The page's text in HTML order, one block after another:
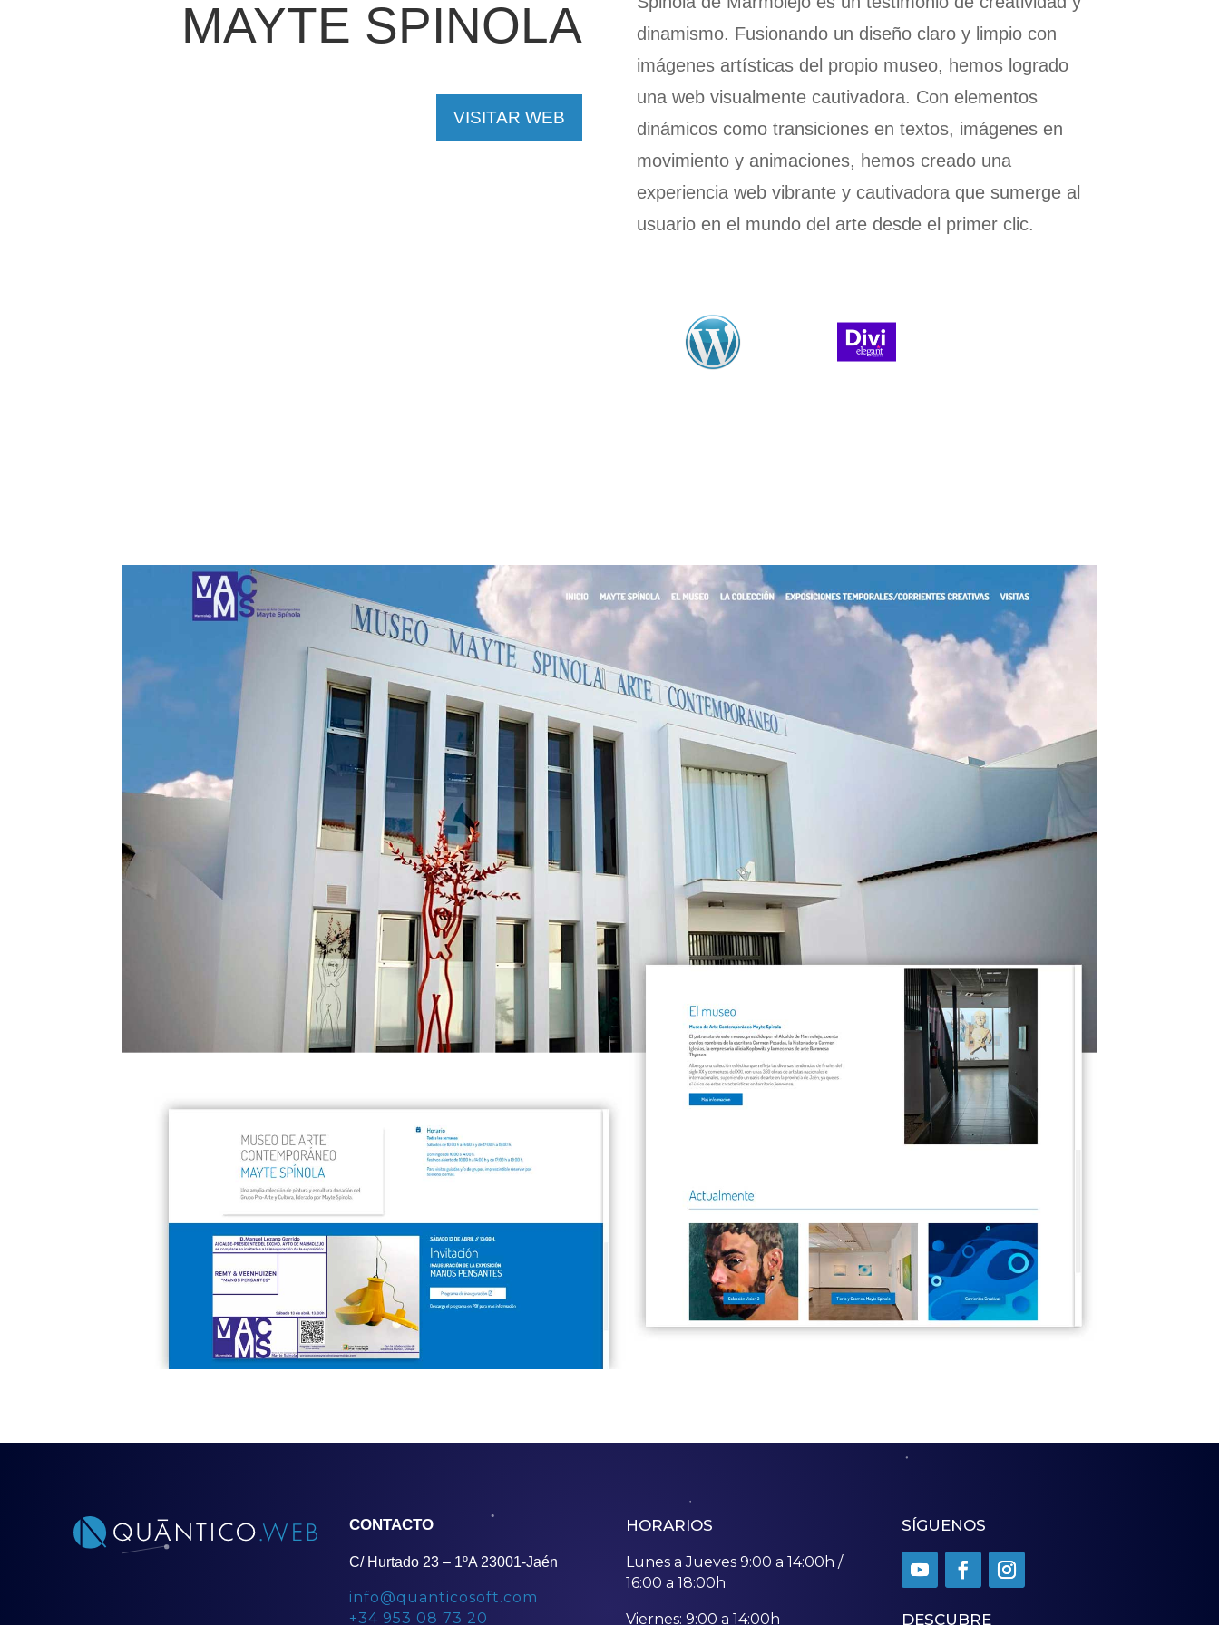
MAYTE SPINOLA
VISITAR WEB
dinamismo. Fusionando un diseño claro y limpio con
imágenes artísticas del propio museo, hemos logrado
una web visualmente cautivadora. Con elementos
dinámicos como transiciones en textos, imágenes en
movimiento y animaciones, hemos creado una
experiencia web vibrante y cautivadora que sumerge al
usuario en el mundo del arte desde el primer clic.
CONTACTO
C/ Hurtado 23 – 1ºA 23001-Jaén
info@quanticosoft.com
+34 953 08 73 20
HORARIOS
Lunes a Jueves 9:00 a 14:00h /
16:00 a 18:00h
Viernes: 9:00 a 14:00h
SÍGUENOS
DESCUBRE